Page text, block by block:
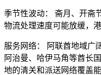
季节性波动： 斋月、开斋
物流处理速度可能放缓，
服务网络： 阿联酋地域广
阿治曼、哈伊马角等酋长
地的清关和派送网络覆盖能